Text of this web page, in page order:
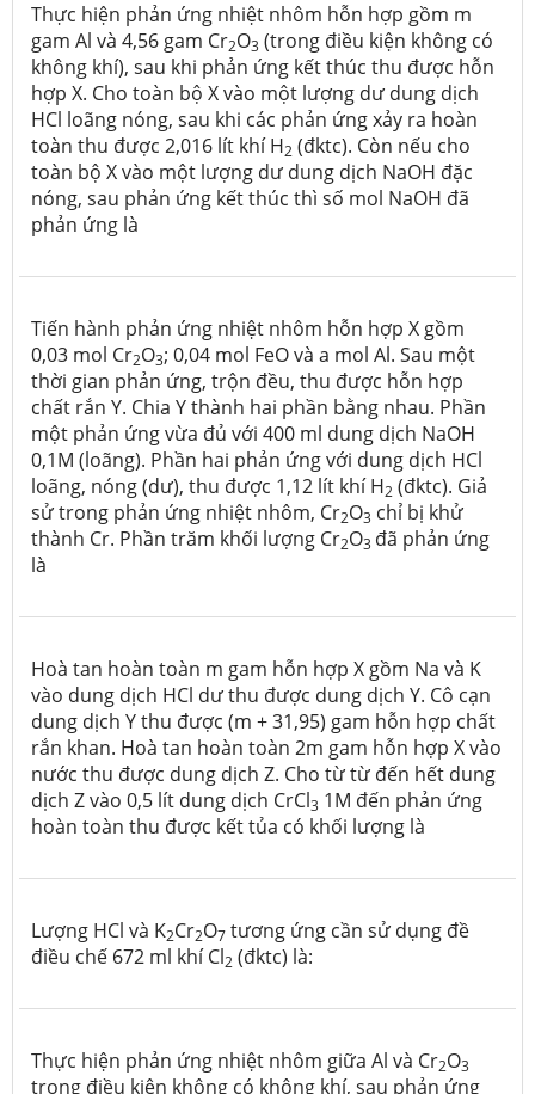
Thực hiện phản ứng nhiệt nhôm hỗn hợp gồm m
gam Al và 4,56 gam Cr2O3 (trong điều kiện không có
không khí), sau khi phản ứng kết thúc thu được hỗn
hợp X. Cho toàn bộ X vào một lượng dư dung dịch
HCl loãng nóng, sau khi các phản ứng xảy ra hoàn
toàn thu được 2,016 lít khí H2 (đktc). Còn nếu cho
toàn bộ X vào một lượng dư dung dịch NaOH đặc
nóng, sau phản ứng kết thúc thì số mol NaOH đã
phản ứng là
Tiến hành phản ứng nhiệt nhôm hỗn hợp X gồm
0,03 mol Cr2O3; 0,04 mol FeO và a mol Al. Sau một
thời gian phản ứng, trộn đều, thu được hỗn hợp
chất rắn Y. Chia Y thành hai phần bằng nhau. Phần
một phản ứng vừa đủ với 400 ml dung dịch NaOH
0,1M (loãng). Phần hai phản ứng với dung dịch HCl
loãng, nóng (dư), thu được 1,12 lít khí H2 (đktc). Giả
sử trong phản ứng nhiệt nhôm, Cr2O3 chỉ bị khử
thành Cr. Phần trăm khối lượng Cr2O3 đã phản ứng
là
Hoà tan hoàn toàn m gam hỗn hợp X gồm Na và K
vào dung dịch HCl dư thu được dung dịch Y. Cô cạn
dung dịch Y thu được (m + 31,95) gam hỗn hợp chất
rắn khan. Hoà tan hoàn toàn 2m gam hỗn hợp X vào
nước thu được dung dịch Z. Cho từ từ đến hết dung
dịch Z vào 0,5 lít dung dịch CrCl3 1M đến phản ứng
hoàn toàn thu được kết tủa có khối lượng là
Lượng HCl và K2Cr2O7 tương ứng cần sử dụng đề
điều chế 672 ml khí Cl2 (đktc) là:
Thực hiện phản ứng nhiệt nhôm giữa Al và Cr2O3
trong điều kiện không có không khí, sau phản ứng